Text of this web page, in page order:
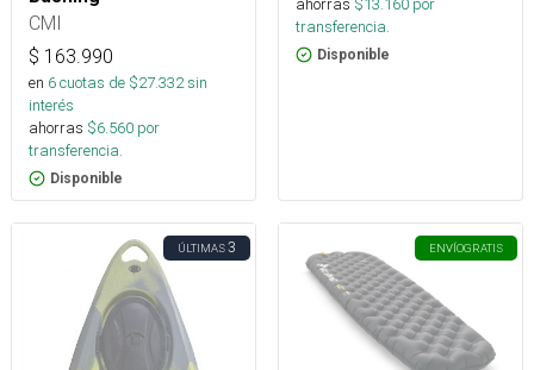
CMI
$ 163.990
en 6cuotas de $27.332sin
interés
ahorras $6.560 por
transferencia.
Disponible
ahorras $13.160 por
transferencia.
Disponible
ÚLTIMAS3 ENVÍOGRATIS